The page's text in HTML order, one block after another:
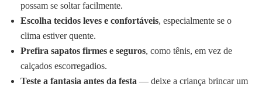
possam se soltar facilmente.
Escolha tecidos leves e confortáveis, especialmente se o
clima estiver quente.
Prefira sapatos firmes e seguros, como tênis, em vez de
calçados escorregadios.
Teste a fantasia antes da festa — deixe a criança brincar um